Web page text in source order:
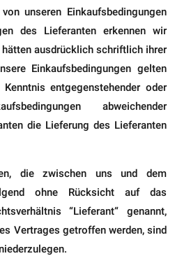
unseren Einkaufsbedingun­gen
des Lieferanten erkennen wir
ausdrücklich schrift­lich ihrer
Einkaufsbedingungen gelten
entgegenste­hender oder
abweichender
die Lieferung des Lie­feranten
die zwischen uns und dem
ohne Rücksicht auf das
“Lieferant“ genannt,
Vertrages getroffen werden, sind